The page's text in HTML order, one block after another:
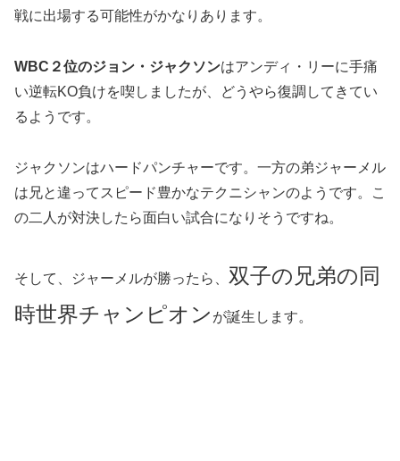
戦に出場する可能性がかなりあります。
WBC２位のジョン・ジャクソンはアンディ・リーに手痛
い逆転KO負けを喫しましたが、どうやら復調してきてい
るようです。
ジャクソンはハードパンチャーです。一方の弟ジャーメル
は兄と違ってスピード豊かなテクニシャンのようです。こ
の二人が対決したら面白い試合になりそうですね。
そして、ジャーメルが勝ったら、 双子の兄弟の同
時世界チャンピオン が誕生します。